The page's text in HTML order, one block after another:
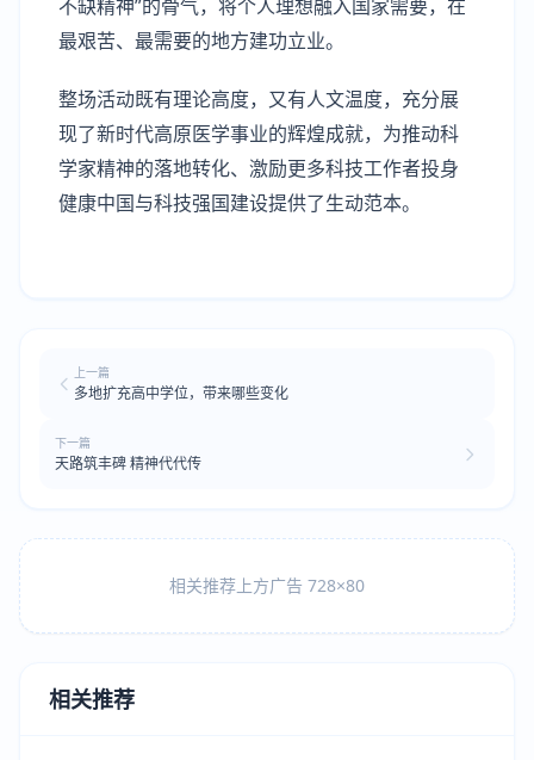
不缺精神”的骨气，将个人理想融入国家需要，在
最艰苦、最需要的地方建功立业。
整场活动既有理论高度，又有人文温度，充分展
现了新时代高原医学事业的辉煌成就，为推动科
学家精神的落地转化、激励更多科技工作者投身
健康中国与科技强国建设提供了生动范本。
上一篇
多地扩充高中学位，带来哪些变化
下一篇
天路筑丰碑 精神代代传
相关推荐上方广告 728×80
相关推荐